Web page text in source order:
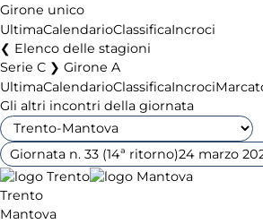
Girone unico
UltimaCalendarioClassificaIncroci
Elenco delle stagioni
Serie C ❯ Girone A
UltimaCalendarioClassificaIncroci
Gli altri incontri della giornata
Giornata n. 33 (14ª ritorno)24 marzo
Trento
Mantova